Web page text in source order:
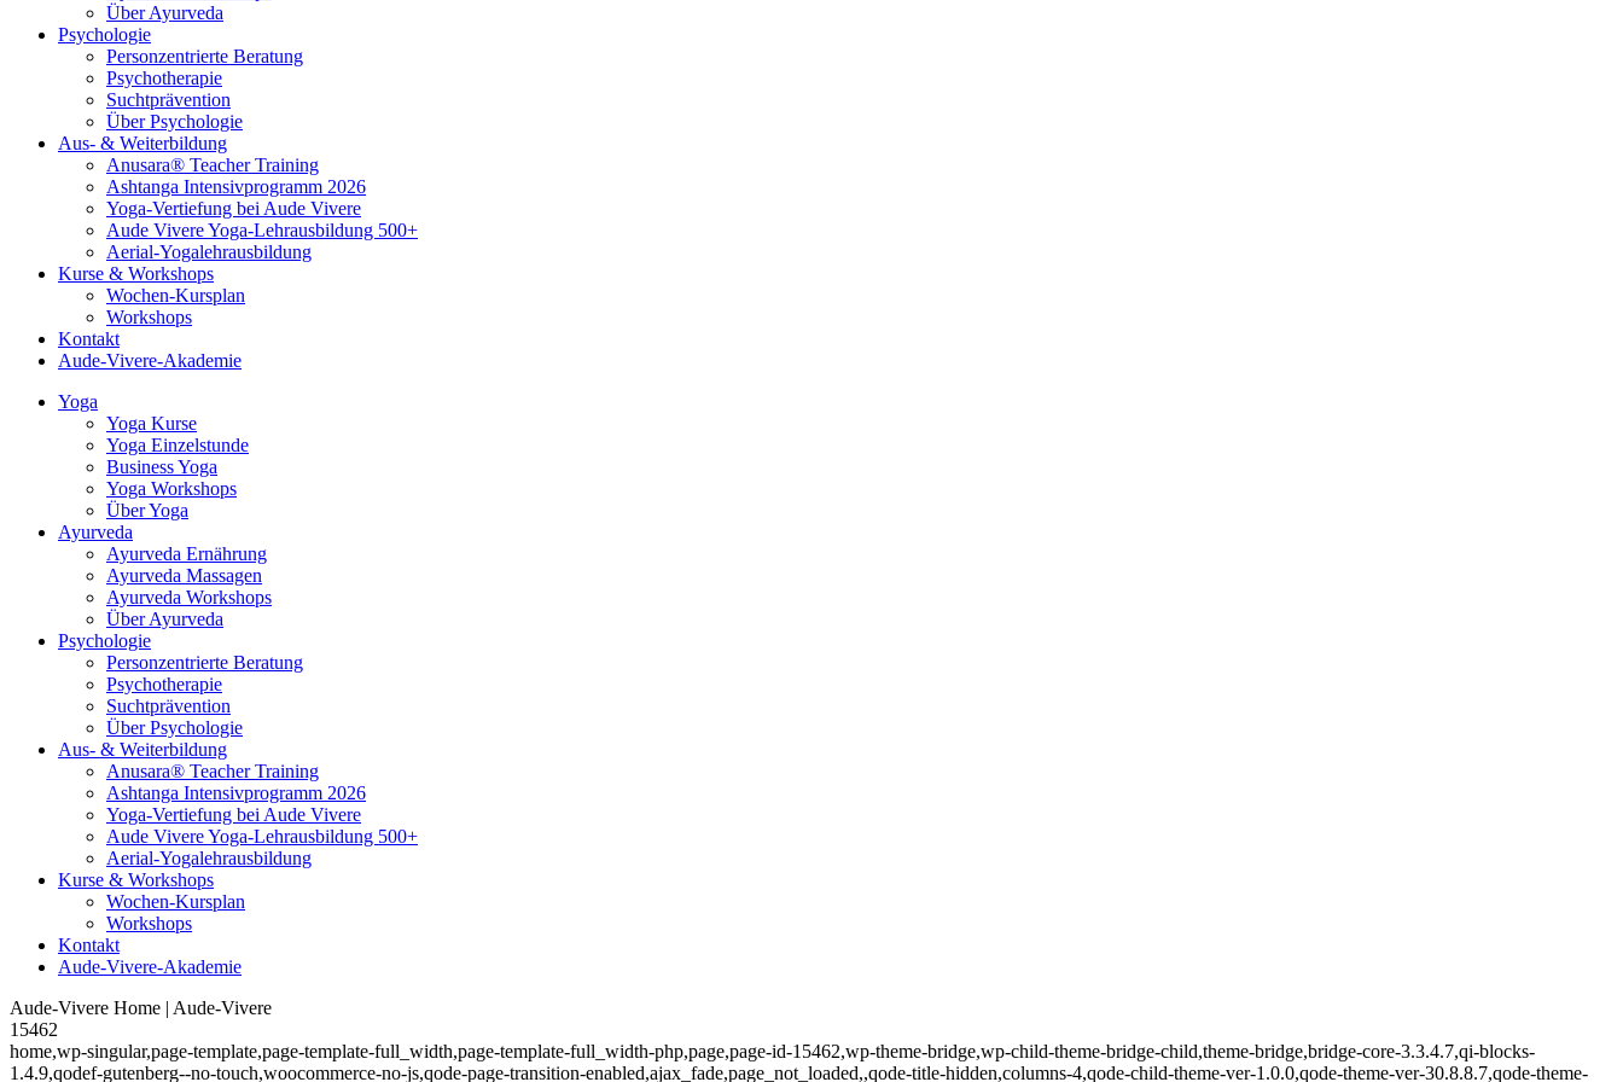
Über Ayurveda
Psychologie
Personzentrierte Beratung
Psychotherapie
Suchtprävention
Über Psychologie
Aus- & Weiterbildung
Anusara® Teacher Training
Ashtanga Intensivprogramm 2026
Yoga-Vertiefung bei Aude Vivere
Aude Vivere Yoga-Lehrausbildung 500+
Aerial-Yogalehrausbildung
Kurse & Workshops
Wochen-Kursplan
Workshops
Kontakt
Aude-Vivere-Akademie
Yoga
Yoga Kurse
Yoga Einzelstunde
Business Yoga
Yoga Workshops
Über Yoga
Ayurveda
Ayurveda Ernährung
Ayurveda Massagen
Ayurveda Workshops
Über Ayurveda
Psychologie
Personzentrierte Beratung
Psychotherapie
Suchtprävention
Über Psychologie
Aus- & Weiterbildung
Anusara® Teacher Training
Ashtanga Intensivprogramm 2026
Yoga-Vertiefung bei Aude Vivere
Aude Vivere Yoga-Lehrausbildung 500+
Aerial-Yogalehrausbildung
Kurse & Workshops
Wochen-Kursplan
Workshops
Kontakt
Aude-Vivere-Akademie
Aude-Vivere Home | Aude-Vivere
15462
home,wp-singular,page-template,page-template-full_width,page-template-full_width-php,page,page-id-15462,wp-theme-bridge,wp-child-theme-bridge-child,theme-bridge,bridge-core-3.3.4.7,qi-blocks-
1.4.9,qodef-gutenberg--no-touch,woocommerce-no-js,qode-page-transition-enabled,ajax_fade,page_not_loaded,,qode-title-hidden,columns-4,qode-child-theme-ver-1.0.0,qode-theme-ver-30.8.8.7,qode-theme-